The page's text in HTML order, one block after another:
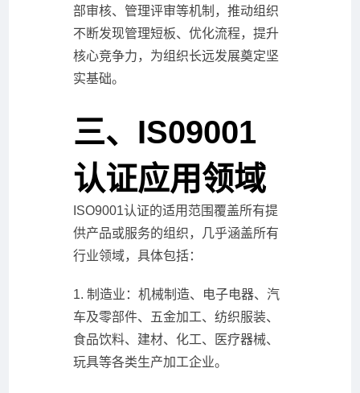
部审核、管理评审等机制，推动组织
不断发现管理短板、优化流程，提升
核心竞争力，为组织长远发展奠定坚
实基础。
三、IS09001
认证应用领域
ISO9001认证的适用范围覆盖所有提
供产品或服务的组织，几乎涵盖所有
行业领域，具体包括：
1. 制造业：机械制造、电子电器、汽
车及零部件、五金加工、纺织服装、
食品饮料、建材、化工、医疗器械、
玩具等各类生产加工企业。